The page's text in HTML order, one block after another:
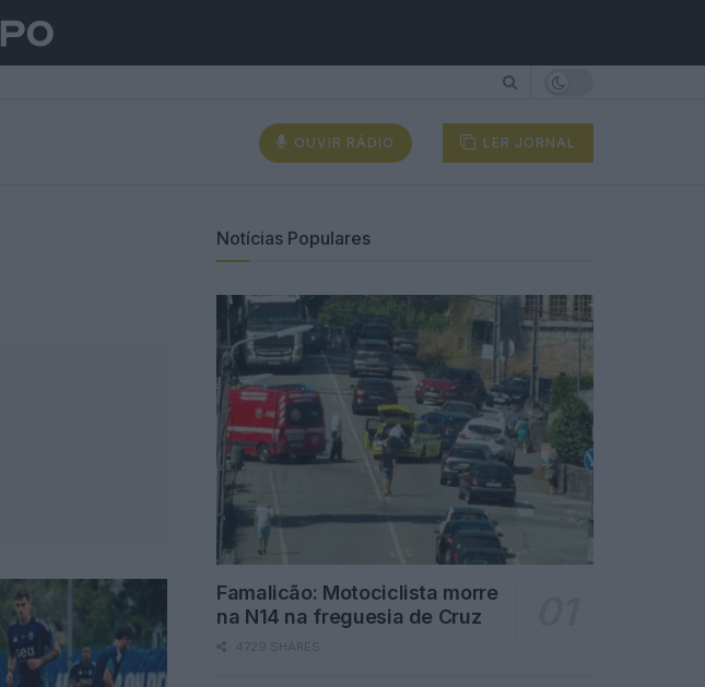
OUVIR RÁDIO LER JORNAL
Notícias Populares
Famalicão: Motociclista morre
na N14 na freguesia de Cruz
4729 SHARES